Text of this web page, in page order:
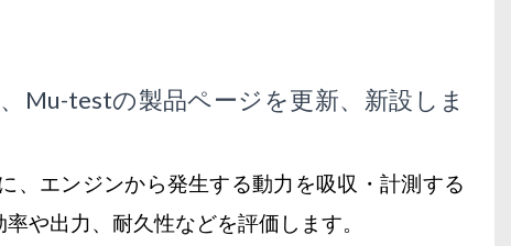
Mu-testの製品ページを更新、新設しま
、エンジンから発生する動力を吸収・計測する
や出力、耐久性などを評価します。